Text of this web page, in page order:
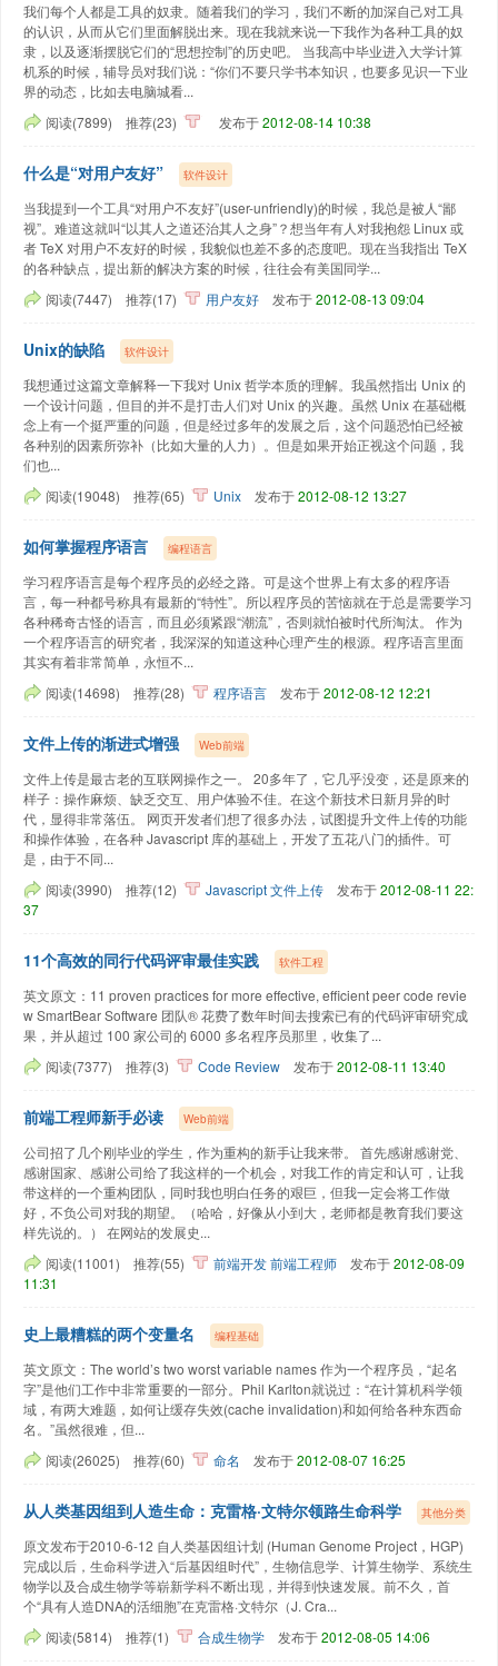
我们每个人都是工具的奴隶。随着我们的学习，我们不断的加深自己对工具
的认识，从而从它们里面解脱出来。现在我就来说一下我作为各种工具的奴
隶，以及逐渐摆脱它们的“思想控制”的历史吧。 当我高中毕业进入大学计算
机系的时候，辅导员对我们说：“你们不要只学书本知识，也要多见识一下业
界的动态，比如去电脑城看...
阅读(7899)
推荐(23) 发布于2012-08-14 10:38
什么是“对用户友好” 软件设计
当我提到一个工具“对用户不友好”(user-unfriendly)的时候，我总是被人“鄙
视”。难道这就叫“以其人之道还治其人之身”？想当年有人对我抱怨 Linux 或
者 TeX 对用户不友好的时候，我貌似也差不多的态度吧。现在当我指出 TeX
的各种缺点，提出新的解决方案的时候，往往会有美国同学...
阅读(7447)
推荐(17) 用户友好 发布于2012-08-13 09:04
Unix的缺陷 软件设计
我想通过这篇文章解释一下我对 Unix 哲学本质的理解。我虽然指出 Unix 的
一个设计问题，但目的并不是打击人们对 Unix 的兴趣。虽然 Unix 在基础概
念上有一个挺严重的问题，但是经过多年的发展之后，这个问题恐怕已经被
各种别的因素所弥补（比如大量的人力）。但是如果开始正视这个问题，我
们也...
阅读(19048)
推荐(65) Unix 发布于2012-08-12 13:27
如何掌握程序语言 编程语言
学习程序语言是每个程序员的必经之路。可是这个世界上有太多的程序语
言，每一种都号称具有最新的“特性”。所以程序员的苦恼就在于总是需要学习
各种稀奇古怪的语言，而且必须紧跟“潮流”，否则就怕被时代所淘汰。 作为
一个程序语言的研究者，我深深的知道这种心理产生的根源。程序语言里面
其实有着非常简单，永恒不...
阅读(14698)
推荐(28) 程序语言 发布于2012-08-12 12:21
文件上传的渐进式增强 Web前端
文件上传是最古老的互联网操作之一。 20多年了，它几乎没变，还是原来的
样子：操作麻烦、缺乏交互、用户体验不佳。在这个新技术日新月异的时
代，显得非常落伍。 网页开发者们想了很多办法，试图提升文件上传的功能
和操作体验，在各种 Javascript 库的基础上，开发了五花八门的插件。可
是，由于不同...
阅读(3990)
推荐(12) Javascript文件上传 发布于2012-08-11 22:
37
11个高效的同行代码评审最佳实践 软件工程
英文原文：11 proven practices for more effective, efficient peer code revie
w SmartBear Software 团队® 花费了数年时间去搜索已有的代码评审研究成
果，并从超过 100 家公司的 6000 多名程序员那里，收集了...
阅读(7377)
推荐(3) Code Review 发布于2012-08-11 13:40
前端工程师新手必读 Web前端
公司招了几个刚毕业的学生，作为重构的新手让我来带。 首先感谢感谢党、
感谢国家、感谢公司给了我这样的一个机会，对我工作的肯定和认可，让我
带这样的一个重构团队，同时我也明白任务的艰巨，但我一定会将工作做
好，不负公司对我的期望。（哈哈，好像从小到大，老师都是教育我们要这
样先说的。） 在网站的发展史...
阅读(11001)
推荐(55) 前端开发前端工程师 发布于2012-08-09
11:31
史上最糟糕的两个变量名 编程基础
英文原文：The world’s two worst variable names 作为一个程序员，“起名
字”是他们工作中非常重要的一部分。Phil Karlton就说过：“在计算机科学领
域，有两大难题，如何让缓存失效(cache invalidation)和如何给各种东西命
名。”虽然很难，但...
阅读(26025)
推荐(60) 命名 发布于2012-08-07 16:25
从人类基因组到人造生命：克雷格·文特尔领路生命科学 其他分类
原文发布于2010-6-12 自人类基因组计划 (Human Genome Project，HGP)
完成以后，生命科学进入“后基因组时代”，生物信息学、计算生物学、系统生
物学以及合成生物学等崭新学科不断出现，并得到快速发展。前不久，首
个“具有人造DNA的活细胞”在克雷格·文特尔（J. Cra...
阅读(5814)
推荐(1) 合成生物学 发布于2012-08-05 14:06